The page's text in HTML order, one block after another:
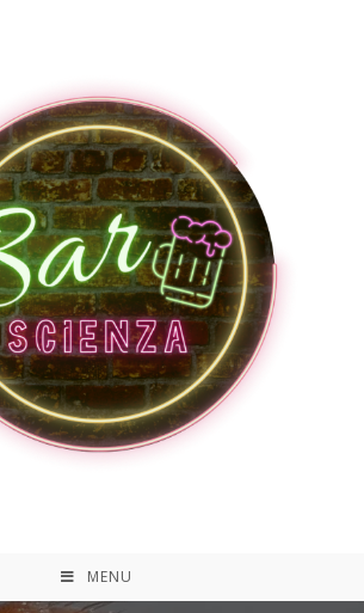
MENU